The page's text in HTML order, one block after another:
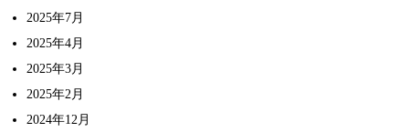
2025年7月
2025年4月
2025年3月
2025年2月
2024年12月